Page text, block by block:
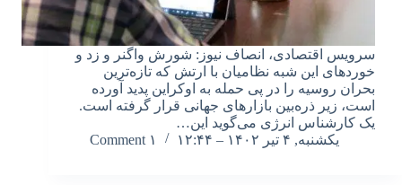
سرویس اقتصادی، انصاف نیوز: شورش واگنر و زد و
خوردهای این شبه نظامیان با ارتش که تازه‌ترین
بحران روسیه را در پی حمله به اوکراین پدید آورده
است، زیر ذره‌بین بازارهای جهانی قرار گرفته است.
یک کارشناس انرژی می‌گوید این…
یکشنبه, ۴ تیر ۱۴۰۲ – ۱۲:۴۴
۱ Comment